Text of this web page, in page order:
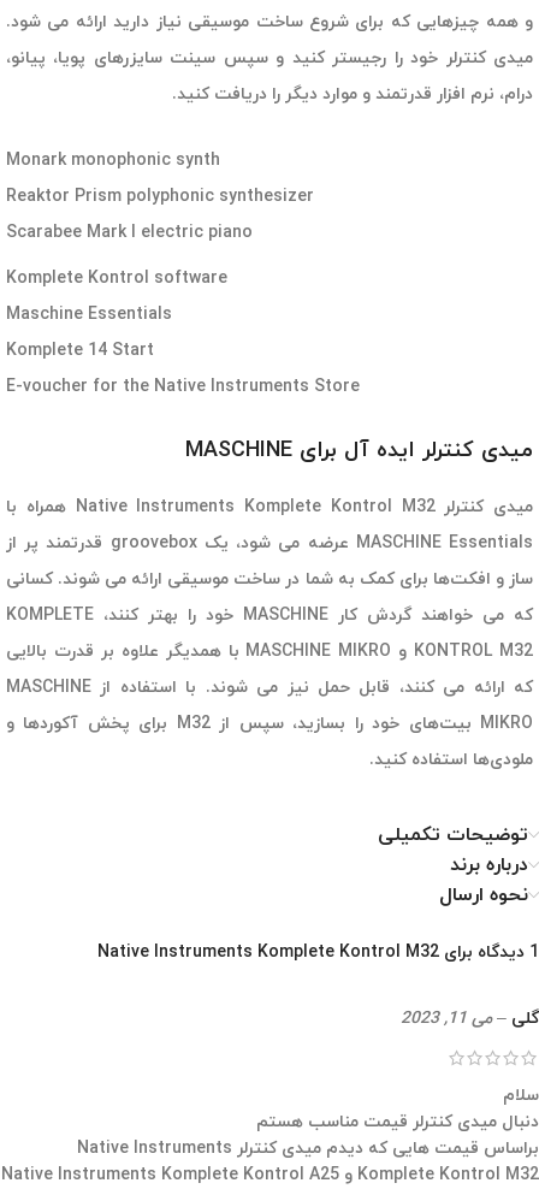
و همه چیزهایی که برای شروع ساخت موسیقی نیاز دارید ارائه می شود.
میدی کنترلر خود را رجیستر کنید و سپس سینت سایزرهای پویا،‌ پیانو،‌
درام،‌ نرم افزار قدرتمند و موارد دیگر را دریافت کنید.
Monark monophonic synth
Reaktor Prism polyphonic synthesizer
Scarabee Mark I electric piano
Komplete Kontrol software
Maschine Essentials
Komplete 14 Start
E-voucher for the Native Instruments Store
میدی کنترلر ایده آل برای MASCHINE
میدی کنترلر Native Instruments Komplete Kontrol M32 همراه با
MASCHINE Essentials عرضه می شود،‌ یک groovebox قدرتمند پر از
ساز و افکت‌ها برای کمک به شما در ساخت موسیقی ارائه می شوند. کسانی
که می خواهند گردش کار MASCHINE خود را بهتر کنند،‌ KOMPLETE
KONTROL M32 و MASCHINE MIKRO با همدیگر علاوه بر قدرت بالایی
که ارائه می کنند،‌ قابل حمل نیز می شوند. با استفاده از MASCHINE
MIKRO بیت‌های خود را بسازید، سپس از M32 برای پخش آکوردها و
ملودی‌ها استفاده کنید.
توضیحات تکمیلی
درباره برند
نحوه ارسال
1 دیدگاه برای Native Instruments Komplete Kontrol M32
گلی – می 11, 2023
سلام
دنبال میدی کنترلر قیمت مناسب هستم
براساس قیمت هایی که دیدم میدی کنترلر Native Instruments
Komplete Kontrol M32 و Native Instruments Komplete Kontrol A25